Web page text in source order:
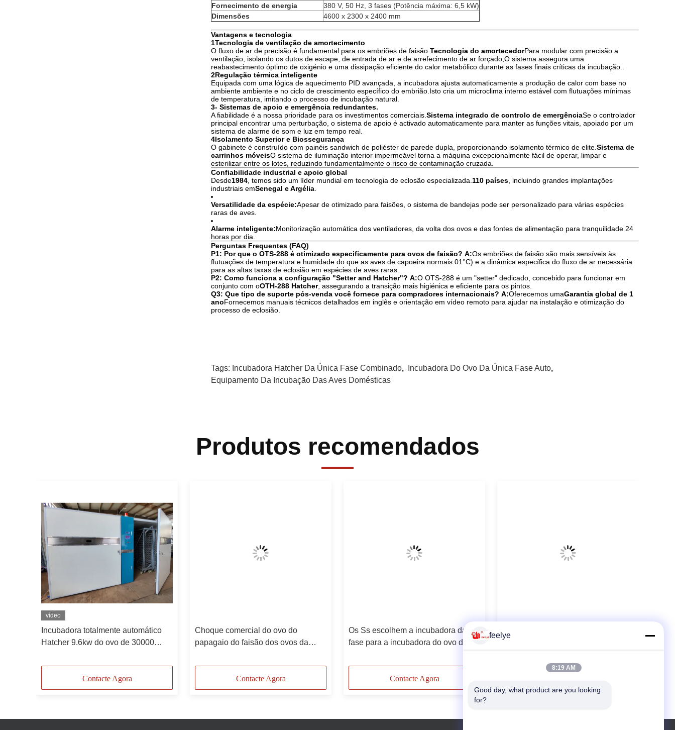
Fornecimento de energia
380 V, 50 Hz, 3 fases (Potência máxima: 6,5 kW)
Dimensões
4600 x 2300 x 2400 mm
Vantagens e tecnologia
1Tecnologia de ventilação de amortecimento
O fluxo de ar de precisão é fundamental para os embriões de faisão. Tecnologia do amortecedorPara modular com precisão a
ventilação, isolando os dutos de escape, de entrada de ar e de arrefecimento de ar forçado,O sistema assegura uma
reabastecimento óptimo de oxigénio e uma dissipação eficiente do calor metabólico durante as fases finais críticas da incubação..
2Regulação térmica inteligente
Equipada com uma lógica de aquecimento PID avançada, a incubadora ajusta automaticamente a produção de calor com base no
ambiente ambiente e no ciclo de crescimento específico do embrião.Isto cria um microclima interno estável com flutuações mínimas
de temperatura, imitando o processo de incubação natural.
3- Sistemas de apoio e emergência redundantes.
A fiabilidade é a nossa prioridade para os investimentos comerciais. Sistema integrado de controlo de emergênciaSe o controlador
principal encontrar uma perturbação, o sistema de apoio é activado automaticamente para manter as funções vitais, apoiado por um
sistema de alarme de som e luz em tempo real.
4Isolamento Superior e Biossegurança
O gabinete é construído com painéis sandwich de poliéster de parede dupla, proporcionando isolamento térmico de elite. Sistema de
carrinhos móveisO sistema de iluminação interior impermeável torna a máquina excepcionalmente fácil de operar, limpar e
esterilizar entre os lotes, reduzindo fundamentalmente o risco de contaminação cruzada.
Confiabilidade industrial e apoio global
Desde1984 , temos sido um líder mundial em tecnologia de eclosão especializada. 110 países , incluindo grandes implantações
industriais emSenegal e Argélia
Versatilidade da espécie:Apesar de otimizado para faisões, o sistema de bandejas pode ser personalizado para várias espécies
raras de aves.
Alarme inteligente:Monitorização automática dos ventiladores, da volta dos ovos e das fontes de alimentação para tranquilidade 24
horas por dia.
Perguntas Frequentes (FAQ)
P1: Por que o OTS-288 é otimizado especificamente para ovos de faisão? A:Os embriões de faisão são mais sensíveis às
flutuações de temperatura e humidade do que as aves de capoeira normais.01°C) e a dinâmica específica do fluxo de ar necessária
para as altas taxas de eclosião em espécies de aves raras.
P2: Como funciona a configuração "Setter and Hatcher"? A:O OTS-288 é um "setter" dedicado, concebido para funcionar em
conjunto com oOTH-288 Hatcher, assegurando a transição mais higiénica e eficiente para os pintos.
Q3: Que tipo de suporte pós-venda você fornece para compradores internacionais? A:Oferecemos umaGarantia global de 1
anoFornecemos manuais técnicos detalhados em inglês e orientação em vídeo remoto para ajudar na instalação e otimização do
processo de eclosião.
Tags: Incubadora Hatcher Da Única Fase Combinado, Incubadora Do Ovo Da Única Fase Auto,
Equipamento Da Incubação Das Aves Domésticas
Produtos recomendados
vídeo
Incubadora totalmente automático
Hatcher 9.6kw do ovo de 30000
Contacte Agora
Choque comercial do ovo do
papagaio do faisão dos ovos da
capacidade
Contacte Agora
Os Ss escolhem a incubadora da
fase para a incubadora do ovo da
pássaro
Contacte Agora
da incubação da fase a grande para
feelye
8:19 AM
Good day, what product are you looking
for?